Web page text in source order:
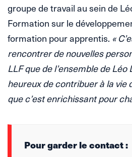
groupe de travail au sein de
Formation sur le
formation pour apprentis. «
rencontrer de nouvelles
LLF que de l’ensemble de Léo
heureux de contribuer à la vie
que c’est enrichissant pour
Pour garder le contact :